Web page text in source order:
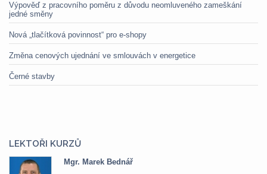
Výpověď z pracovního poměru z důvodu neomluveného zameškání
jedné směny
Nová „tlačítková povinnost“ pro e-shopy
Změna cenových ujednání ve smlouvách v energetice
Černé stavby
LEKTOŘI KURZŮ
Mgr. Marek Bednář